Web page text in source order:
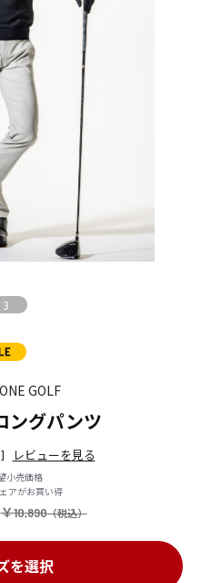
3
GOLF
ングパンツ
レビューを見る
小売価格
アがお買い得
￥10,890
を選択